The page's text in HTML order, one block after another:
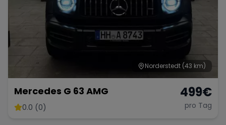
Norderstedt (43 km)
Mercedes G 63 AMG
0.0 (0)
499€
pro Tag